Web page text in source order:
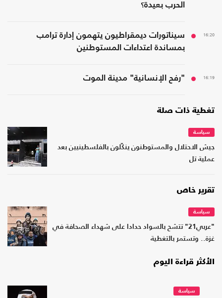
الحرب بعيدة؟
16:20
سيناتورات ديمقراطيون يتهمون إدارة ترامب
بمساندة اعتداءات المستوطنين
16:19 "رفح الإنسانية" مدينة الموت
تغطية ذات صلة
سياسة
جيش الاحتلال والمستوطنون ينكّلون بالفلسطينيين بعد
عملية تل
تقرير خاص
سياسة
"عربي21" تتشح بالسواد حدادا على شهداء الصحافة في
غزة.. وتستمر بالتغطية
الأكثر قراءة اليوم
سياسة